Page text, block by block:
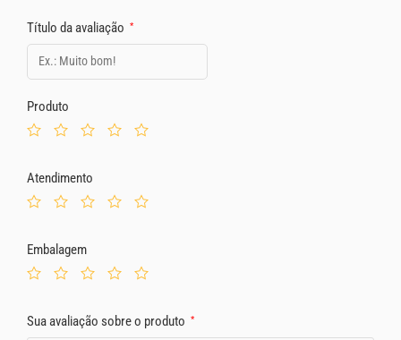
Título da avaliação *
Produto
Atendimento
Embalagem
Sua avaliação sobre o produto *